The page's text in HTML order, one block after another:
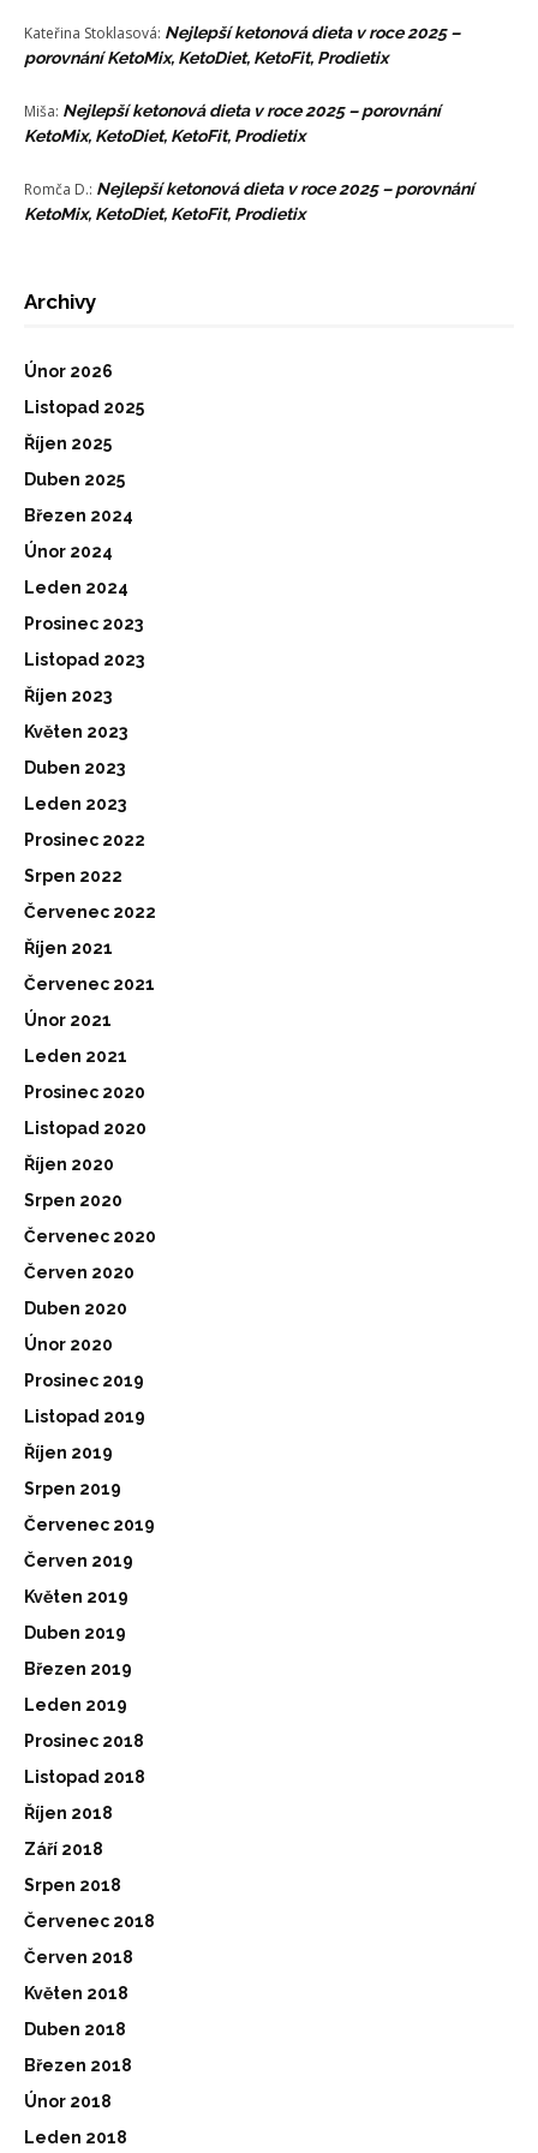
Kateřina Stoklasová: Nejlepší ketonová dieta v roce 2025 –
porovnání KetoMix, KetoDiet, KetoFit, Prodietix
Miša: Nejlepší ketonová dieta v roce 2025 – porovnání
KetoMix, KetoDiet, KetoFit, Prodietix
Romča D.: Nejlepší ketonová dieta v roce 2025 – porovnání
KetoMix, KetoDiet, KetoFit, Prodietix
Archivy
Únor 2026
Listopad 2025
Říjen 2025
Duben 2025
Březen 2024
Únor 2024
Leden 2024
Prosinec 2023
Listopad 2023
Říjen 2023
Květen 2023
Duben 2023
Leden 2023
Prosinec 2022
Srpen 2022
Červenec 2022
Říjen 2021
Červenec 2021
Únor 2021
Leden 2021
Prosinec 2020
Listopad 2020
Říjen 2020
Srpen 2020
Červenec 2020
Červen 2020
Duben 2020
Únor 2020
Prosinec 2019
Listopad 2019
Říjen 2019
Srpen 2019
Červenec 2019
Červen 2019
Květen 2019
Duben 2019
Březen 2019
Leden 2019
Prosinec 2018
Listopad 2018
Říjen 2018
Září 2018
Srpen 2018
Červenec 2018
Červen 2018
Květen 2018
Duben 2018
Březen 2018
Únor 2018
Leden 2018